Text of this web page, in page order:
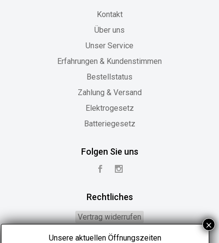
Kontakt
Über uns
Unser Service
Erfahrungen & Kundenstimmen
Bestellstatus
Zahlung & Versand
Elektrogesetz
Batteriegesetz
Folgen Sie uns
Rechtliches
Vertrag widerrufen
Widerrufsbelehrung
Unsere aktuellen Öffnungszeiten